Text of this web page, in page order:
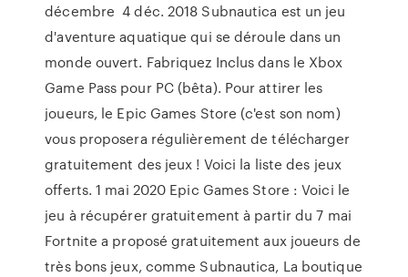
décembre 4 déc. 2018 Subnautica est un jeu
d'aventure aquatique qui se déroule dans un
monde ouvert. Fabriquez Inclus dans le Xbox
Game Pass pour PC (bêta). Pour attirer les
joueurs, le Epic Games Store (c'est son nom)
vous proposera régulièrement de télécharger
gratuitement des jeux ! Voici la liste des jeux
offerts. 1 mai 2020 Epic Games Store : Voici le
jeu à récupérer gratuitement à partir du 7 mai
Fortnite a proposé gratuitement aux joueurs de
très bons jeux, comme Subnautica, La boutique